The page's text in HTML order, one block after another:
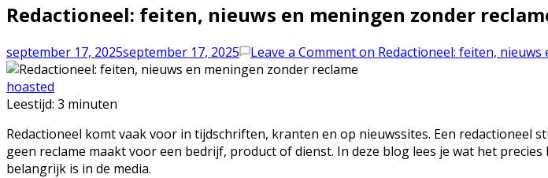
Redactioneel: feiten, nieuws en meningen zonder
september 17, 2025september 17, 2025 Leave a Commenton Redactioneel: feiten,
hoasted
Leestijd: 3 minuten
Redactioneel komt vaak voor in tijdschriften, kranten en op nieuwssites. Een
geen reclame maakt voor een bedrijf, product of dienst. In deze blog lees je wat het
belangrijk is in de media.